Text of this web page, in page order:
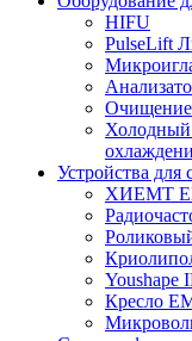
HIFU
PulseLift
Холодный
Устройства для
ХИЕМТ
Youshape
Кресло